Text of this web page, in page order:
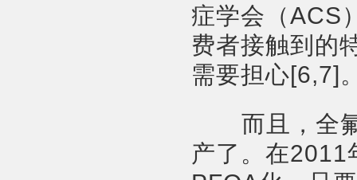
症学会（ACS
费者接触到的
需要担心[6,7]
而且，全氟
产了。在2011